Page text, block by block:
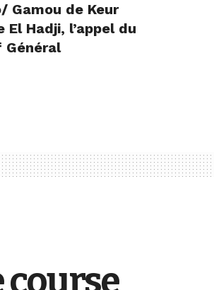
Gamou de Keur
El Hadji, l’appel du
Général